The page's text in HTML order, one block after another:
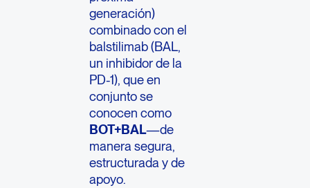
generación)
combinado con el
balstilimab (BAL,
un inhibidor de la
PD-1), que en
conjunto se
conocen como
BOT+BAL—de
manera segura,
estructurada y de
apoyo.